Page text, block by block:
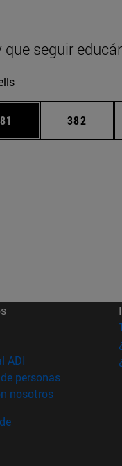
que seguir
para desplazarse.
Página
382
(abre en nueva ventana)
en nueva ventana)
ADI (abre en nueva
personas(abre en
nosotros(abre en